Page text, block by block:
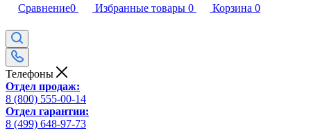
Сравнение0 Избранные товары 0 Корзина 0
Телефоны
Отдел продаж:
8 (800) 555-00-14
Отдел гарантии:
8 (499) 648-97-73